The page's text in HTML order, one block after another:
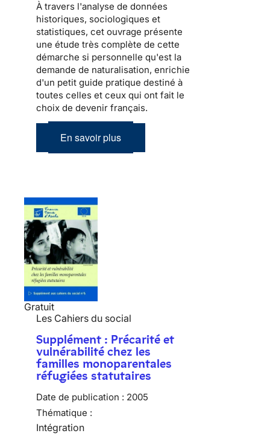
À travers l'analyse de données
historiques, sociologiques et
statistiques, cet ouvrage présente
une étude très complète de cette
démarche si personnelle qu'est la
demande de naturalisation, enrichie
d'un petit guide pratique destiné à
toutes celles et ceux qui ont fait le
choix de devenir français.
En savoir plus
Gratuit
Les Cahiers du social
Supplément : Précarité et
vulnérabilité chez les
familles monoparentales
réfugiées statutaires
Date de publication : 2005
Thématique :
Intégration